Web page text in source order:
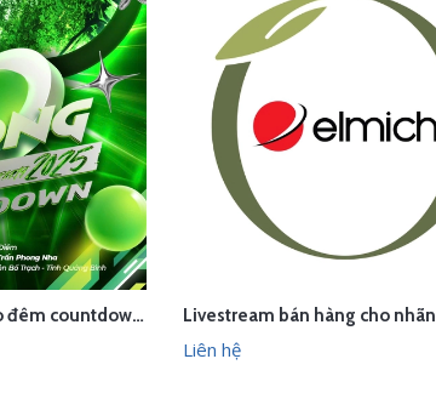
XEM NHANH
Dựng video teaser cho đêm countdown tại Phong Nha - Quảng Bình LIÊN HỆ XEM
Liên hệ